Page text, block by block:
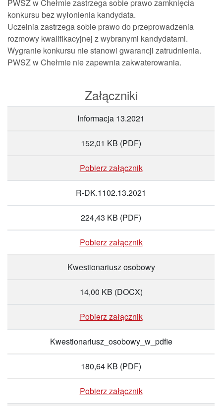
PWSZ w Chełmie zastrzega sobie prawo zamknięcia
konkursu bez wyłonienia kandydata.
Uczelnia zastrzega sobie prawo do przeprowadzenia
rozmowy kwalifikacyjnej z wybranymi kandydatami.
Wygranie konkursu nie stanowi gwarancji zatrudnienia.
PWSZ w Chełmie nie zapewnia zakwaterowania.
Załączniki
Informacja 13.2021
152,01 KB (PDF)
Pobierz załącznik
R-DK.1102.13.2021
224,43 KB (PDF)
Pobierz załącznik
Kwestionariusz osobowy
14,00 KB (DOCX)
Pobierz załącznik
Kwestionariusz_osobowy_w_pdfie
180,64 KB (PDF)
Pobierz załącznik